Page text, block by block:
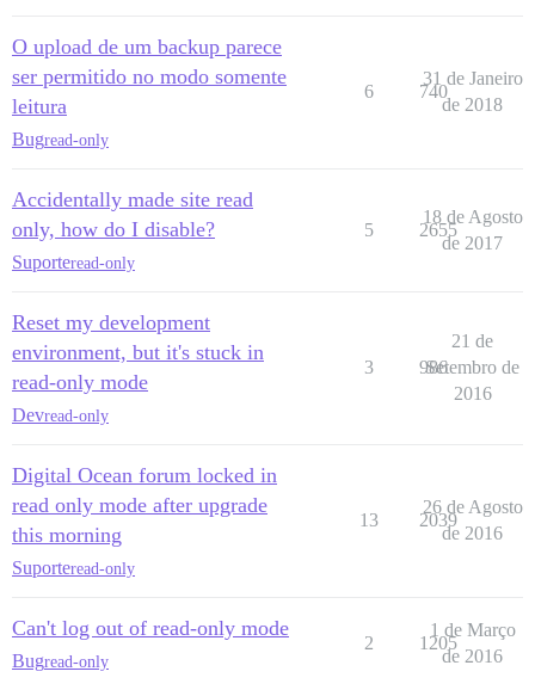
O upload de um backup parece
ser permitido no modo somente
leitura
Bugread-only
6 740
31 de Janeiro
de 2018
Accidentally made site read
only, how do I disable?
Suporteread-only
5 2655
18 de Agosto
de 2017
Reset my development
environment, but it's stuck in
read-only mode
Devread-only
3 986
21 de
Setembro de
2016
Digital Ocean forum locked in
read only mode after upgrade
this morning
Suporteread-only
13 2039
26 de Agosto
de 2016
Can't log out of read-only mode
Bugread-only
2 1205
1 de Março
de 2016